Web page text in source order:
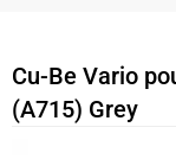
Cu-Be Vario
(A715) Grey